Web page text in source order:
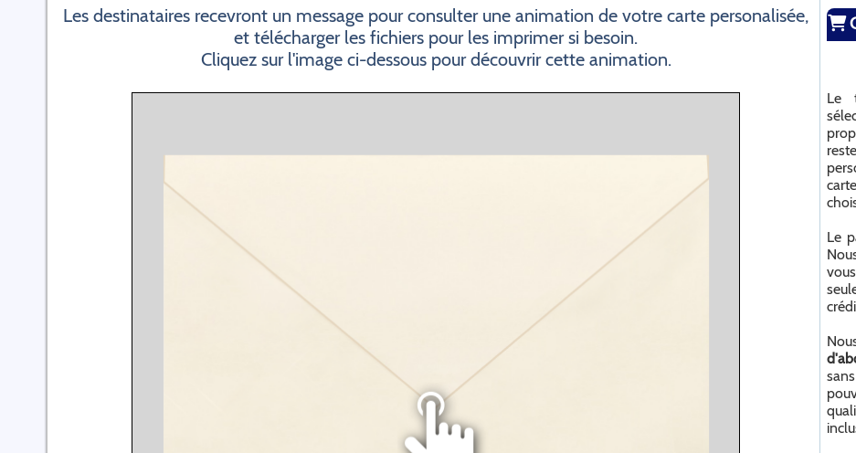
Les destinataires recevront un message pour consulter une animation de votre carte personalisée,
et télécharger les fichiers pour les imprimer si besoin.
Cliquez sur l'image ci-dessous pour découvrir cette animation.
Le
Le